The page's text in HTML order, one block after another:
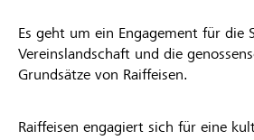
Es geht um ein Engagement für die
Vereinslandschaft und die
Grundsätze von Raiffeisen.
Raiffeisen engagiert sich für eine